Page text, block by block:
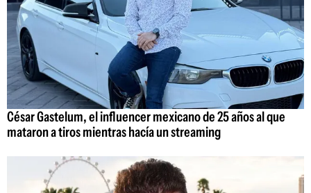
César Gastelum, el influencer mexicano de 25 años al que
mataron a tiros mientras hacía un streaming